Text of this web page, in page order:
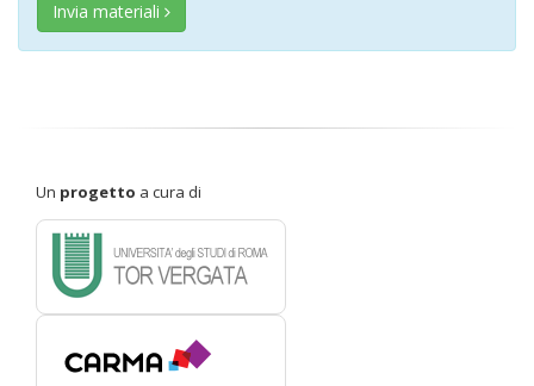
Invia materiali
Un progetto a cura di